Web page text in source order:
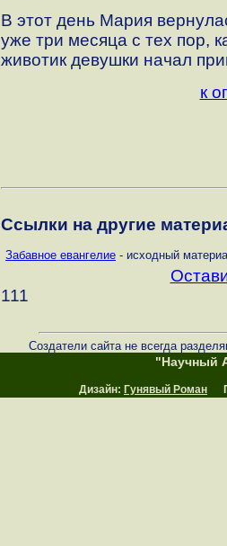
В этот день Мария
уже три месяца с тех пор,
животик девушки начал
к
Ссылки на другие
Забавное евангелие - исходный
111
Создатели сайта не всегда
"Научный
Дизайн: Гунявый Роман